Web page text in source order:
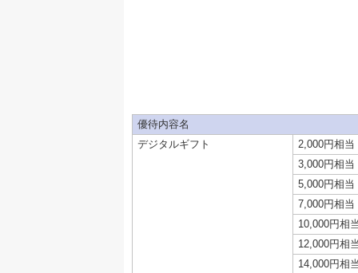
優待内容名
デジタルギフト
2,000円相当
3,000円相当
5,000円相当
7,000円相当
10,000円相
12,000円相
14,000円相